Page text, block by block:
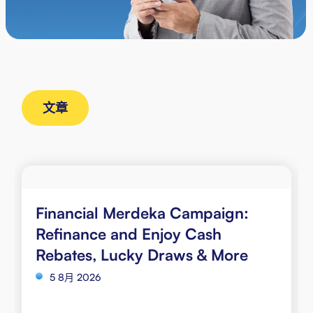
文章
Financial Merdeka Campaign:
Refinance and Enjoy Cash
Rebates, Lucky Draws & More
5 8月 2026